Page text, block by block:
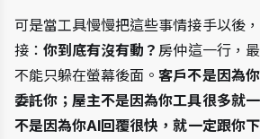
可是當工具慢慢把這些事情接手以後
接：你到底有沒有動？ 房仲這一行，
不能只躲在螢幕後面。客戶不是因為
委託你；屋主不是因為你工具很多就
不是因為你AI回覆很快，就一定跟你下